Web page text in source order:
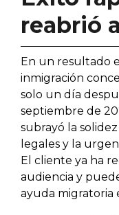
reabrió
En un resultado
inmigración
solo un día
septiembre de
subrayó la
legales y la
El cliente ya ha
audiencia y
ayuda migratoria